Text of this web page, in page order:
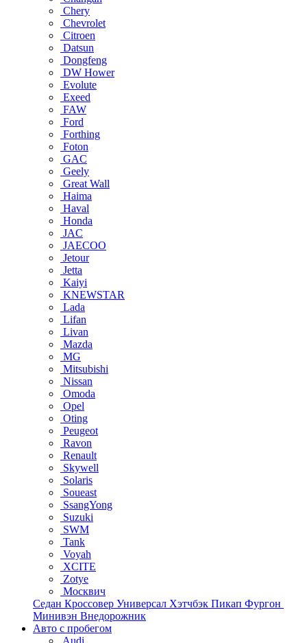
Chery
Chevrolet
Citroen
Datsun
Dongfeng
DW Hower
Evolute
Exeed
FAW
Ford
Forthing
Foton
GAC
Geely
Great Wall
Haima
Haval
Honda
JAC
JAECOO
Jetour
Jetta
Kaiyi
KNEWSTAR
Lada
Lifan
Livan
Mazda
MG
Mitsubishi
Nissan
Omoda
Opel
Oting
Peugeot
Ravon
Renault
Skywell
Solaris
Soueast
SsangYong
Suzuki
SWM
Tank
Voyah
XCITE
Zotye
Москвич
Седан Кроссовер Универсал Хэтчбэк Пикап Фургон
Минивэн Внедорожник
Авто с пробегом
Audi